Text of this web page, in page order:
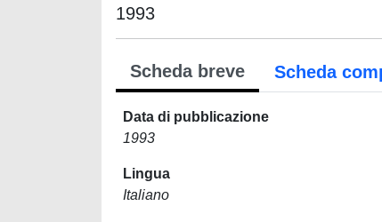
1993
Scheda breve Scheda
Data di pubblicazione
1993
Lingua
Italiano